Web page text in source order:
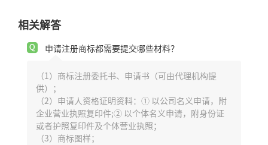
相关解答
申请注册商标都需要提交哪些材料？
（1）商标注册委托书、申请书（可由代理机构提
供）；
（2）申请人资格证明资料：① 以公司名义申请，附
企业营业执照复印件;② 以个体名义申请，附身份证
或者护照复印件及个体营业执照；
（3）商标图样；